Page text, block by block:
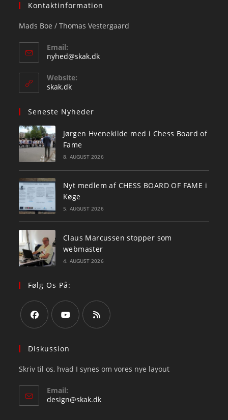
Kontaktinformation
Mads Boe / Thomas Vestergaard
Email:
nyhed@skak.dkOpens
Website:
skak.dk
Seneste Nyheder
Jørgen Hvenekilde med i Chess Board of
Fame
8. AUGUST 2026
Nyt medlem af CHESS BOARD OF FAME i
Køge
5. AUGUST 2026
Claus Marcussen stopper som
webmaster
4. AUGUST 2026
Følg Os På:
in
new
tab
in
new
new
Diskussion
Skriv til os, hvad I synes om vores nye layout
Email:
design@skak.dkOpens